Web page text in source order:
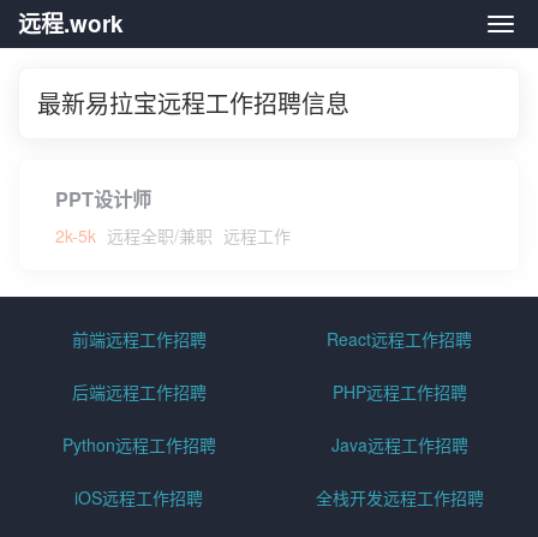
远
远程.work
最新易拉宝远程工作招聘信息
PPT设计师
2k-5k 远程全职/兼职 远程工作
前端远程工作招聘 React远程工作招聘
后端远程工作招聘 PHP远程工作招聘
Python远程工作招聘 Java远程工作招聘
iOS远程工作招聘 全栈开发远程工作招聘